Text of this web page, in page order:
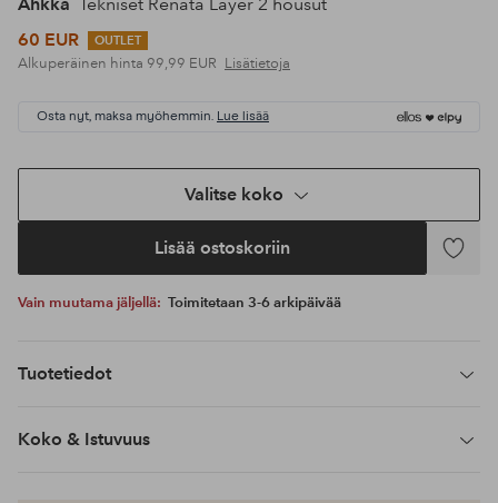
Áhkká Tekniset Renata Layer 2 housut
60 EUR
OUTLET
Alkuperäinen hinta 99,99 EUR Lisätietoja
Osta nyt, maksa myöhemmin. Lue lisää
Valitse koko
Lisää ostoskoriin
Lisää
Vain muutama jäljellä: Toimitetaan 3-6 arkipäivää
Tuotetiedot
Koko & Istuvuus